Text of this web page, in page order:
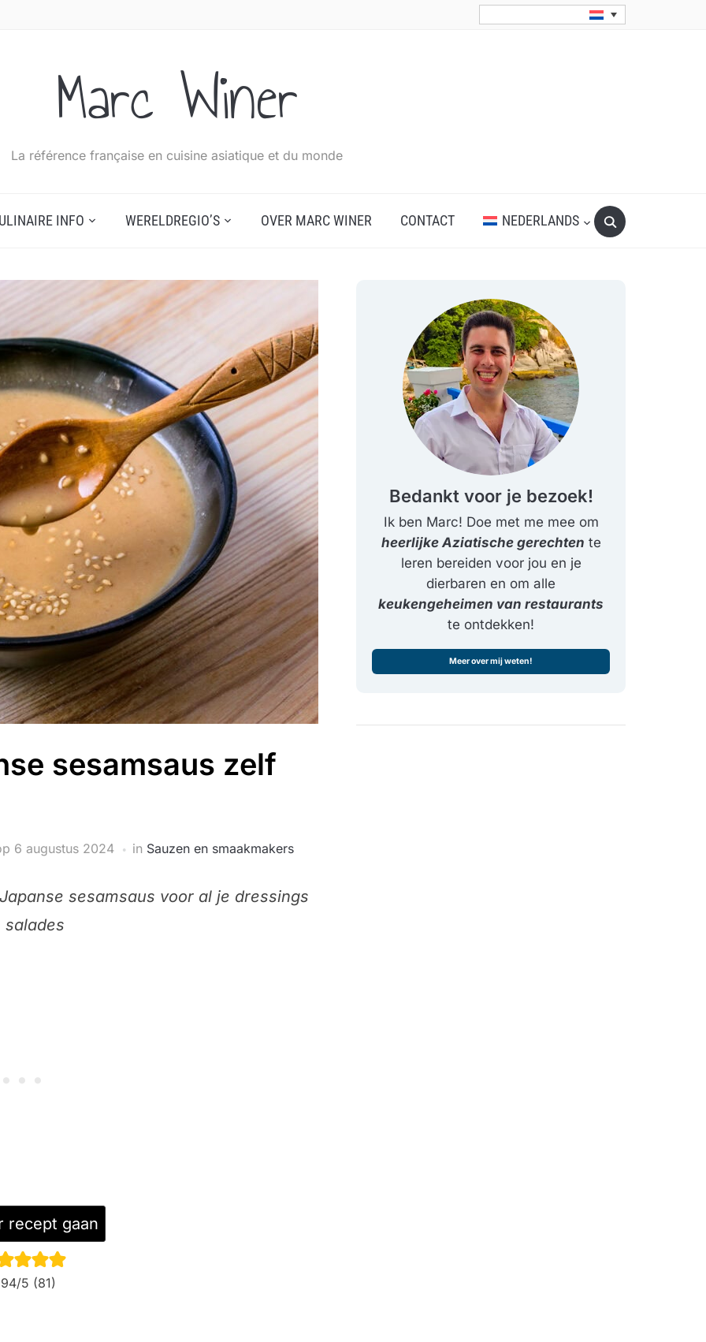
Marc Winer
La référence française en cuisine asiatique et du monde
Search
for:
INFO WERELDREGIO’S OVER MARC WINER CONTACT NEDERLANDS
sesamsaus zelf
6 augustus 2024 in Sauzen en smaakmakers
sesamsaus voor al je dressings
salades
recept gaan
/5 (81)
Bedankt voor je bezoek!
Ik ben Marc! Doe met me mee om
heerlijke Aziatische gerechten te
leren bereiden voor jou en je
dierbaren en om alle
keukengeheimen van restaurants
te ontdekken!
Meer over mij weten!